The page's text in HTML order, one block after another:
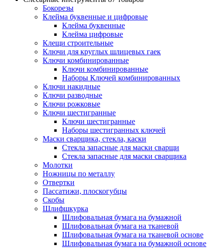
Бокорезы
Клейма буквенные и цифровые
Клейма буквенные
Клейма цифровые
Клещи строительные
Ключи для круглых шлицевых гаек
Ключи комбинированные
Ключи комбинированные
Наборы Ключей комбинированных
Ключи накидные
Ключи разводные
Ключи рожковые
Ключи шестигранные
Ключи шестигранные
Наборы шестигранных ключей
Маски сварщика, стекла, каски
Стекла запасные для маски сварщи
Стекла запасные для маски сварщика
Молотки
Ножницы по металлу
Отвертки
Пассатижи, плоскогубцы
Скобы
Шлифшкурка
Шлифовальная бумага на бумажной
Шлифовальная бумага на тканевой
Шлифовальная бумага на тканевой основе
Шлифовальная бумага на бумажной основе